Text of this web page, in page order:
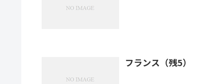
フランス（残5）